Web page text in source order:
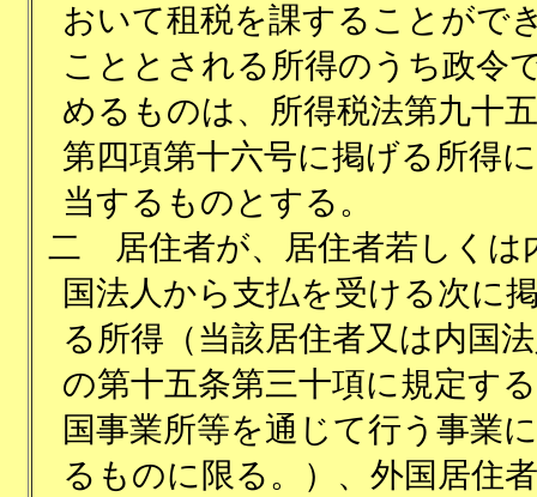
おいて租税を課することがで
こととされる所得のうち政令
めるものは、所得税法第九十
第四項第十六号に掲げる所得
当するものとする。
二
居住者が、居住者若しくは
国法人から支払を受ける次に
る所得（当該居住者又は内国
の第十五条第三十項に規定す
国事業所等を通じて行う事業
るものに限る。）、外国居住